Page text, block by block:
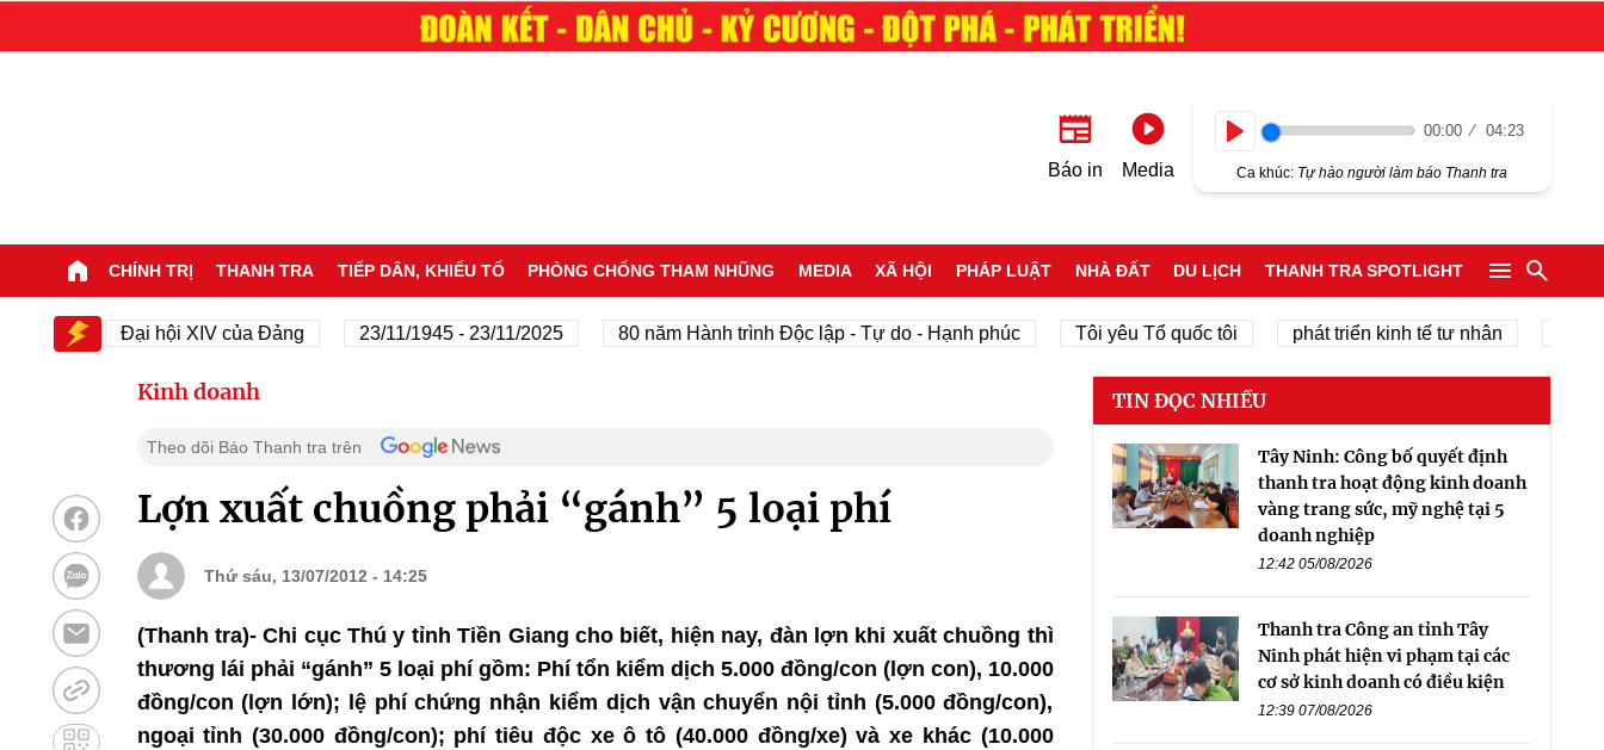
Báo in Media
00:00 04:23
Ca khúc: Tự hào người làm báo Thanh tra
CHÍNH TRỊ THANH TRA TIẾP DÂN, KHIẾU TỐ PHÒNG CHỐNG THAM NHŨNG MEDIA XÃ HỘI PHÁP LUẬT NHÀ ĐẤT DU LỊCH THANH TRA SPOTLIGHT
Đại hội XIV của Đảng 23/11/1945 - 23/11/2025 80 năm Hành trình Độc lập - Tự do - Hạnh phúc Tôi yêu Tổ quốc tôi phát triển kinh tế tư nhân chính
Kinh doanh
Theo dõi Báo Thanh tra trên
Lợn xuất chuồng phải “gánh” 5 loại phí
Thứ sáu, 13/07/2012 - 14:25
(Thanh tra)- Chi cục Thú y tỉnh Tiền Giang cho biết, hiện nay, đàn lợn khi xuất chuồng thì
thương lái phải “gánh” 5 loại phí gồm: Phí tổn kiểm dịch 5.000 đồng/con (lợn con), 10.000
đồng/con (lợn lớn); lệ phí chứng nhận kiểm dịch vận chuyển nội tỉnh (5.000 đồng/con),
ngoại tỉnh (30.000 đồng/con); phí tiêu độc xe ô tô (40.000 đồng/xe) và xe khác (10.000
TIN ĐỌC NHIỀU
Tây Ninh: Công bố quyết định
thanh tra hoạt động kinh doanh
vàng trang sức, mỹ nghệ tại 5
doanh nghiệp
12:42 05/08/2026
Thanh tra Công an tỉnh Tây
Ninh phát hiện vi phạm tại các
cơ sở kinh doanh có điều kiện
12:39 07/08/2026